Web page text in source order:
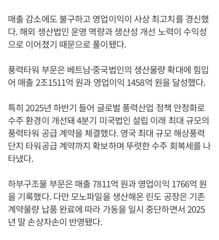
매출 감소에도 불구하고 영업이익이 사상 최고치를 경신했
다. 해외 생산법인 운영 역량과 생산성 개선 노력이 수익성
으로 이어졌기 때문으로 풀이됐다.
풍력타워 부문은 베트남·중국법인의 생산물량 확대에 힘입
어 매출 2조1511억 원과 영업이익 1458억 원을 달성했다.
특히 2025년 하반기 들어 글로벌 풍력산업 정책 안정화로
수주 환경이 개선돼 4분기 미국법인 설립 이래 최대 규모의
풍력타워 공급 계약을 체결했다. 영국 최대 규모 해상풍력
단지 타워공급 계약까지 확보하며 뚜렷한 수주 회복세를 나
타냈다.
하부구조물 부문은 매출 7811억 원과 영업이익 1766억 원
을 기록했다. 다만 모노파일을 생산해온 린도 공장은 기존
계약물량 납품 완료에 따라 가동을 일시 중단하면서 2025
년 말 손상차손이 반영됐다.